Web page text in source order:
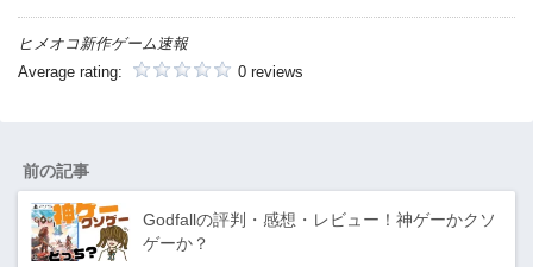
ヒメオコ新作ゲーム速報
Average rating:
0 reviews
前の記事
Godfallの評判・感想・レビュー！神ゲーかクソ
ゲーか？